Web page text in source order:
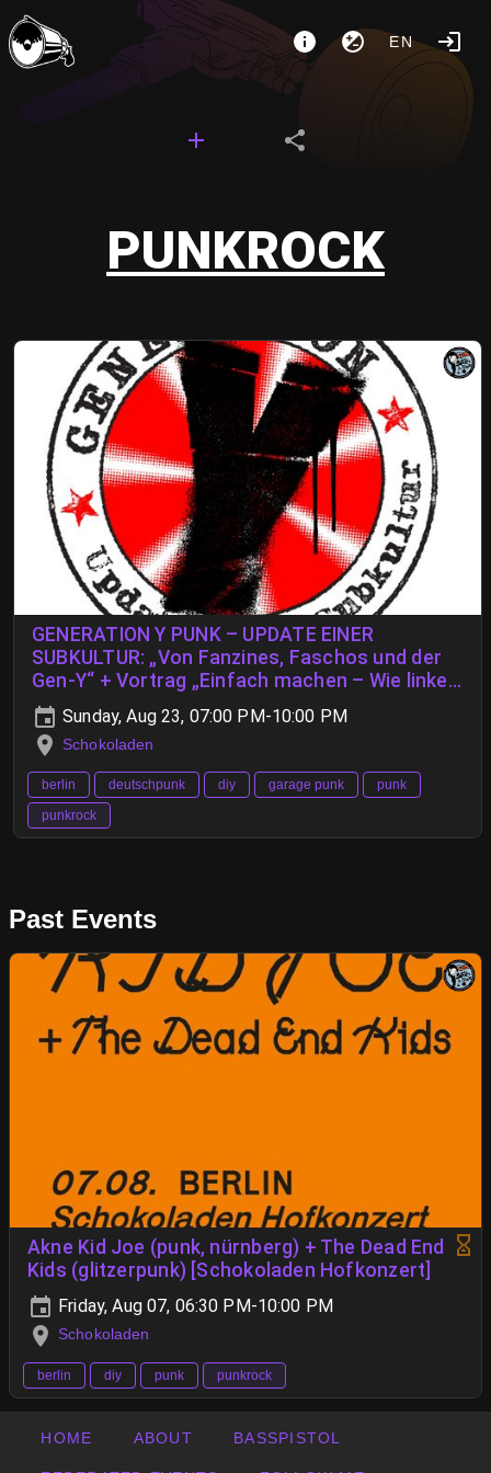
EN
PUNKROCK
GENERATION Y PUNK – UPDATE EINER
SUBKULTUR: „Von Fanzines, Faschos und der
Gen-Y“ + Vortrag „Einfach machen – Wie linke
Subkultur durch Selbstbeteiligung lebendig
wird“Sunday, Aug 23, 07:00 PM-10:00 PM
Schokoladen
berlin deutschpunk diy garage punk
punk
punkrock
Past Events
Akne Kid Joe (punk, nürnberg) + The Dead End
Kids (glitzerpunk) [Schokoladen Hofkonzert]
Friday, Aug 07, 06:30 PM-10:00 PM
Schokoladen
berlin diy punk punkrock
HOME ABOUT BASSPISTOL